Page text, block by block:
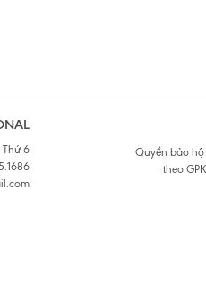
Thứ 6
Quyền bảo hộ
theo